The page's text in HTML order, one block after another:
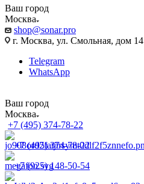
Ваш город
Москва
shop@sonar.pro
г. Москва, ул. Смольная, дом 14
Telegram
WhatsApp
Ваш город
Москва
+7 (495) 374-78-22
+7 (495) 374-78-22
+7 (925) 148-50-54